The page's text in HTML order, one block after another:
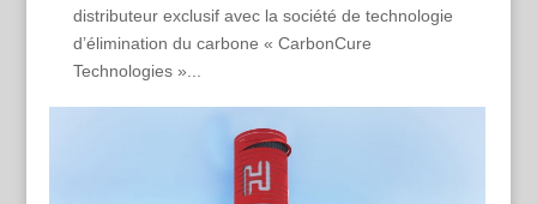
distributeur exclusif avec la société de technologie
d’élimination du carbone « CarbonCure
Technologies »...